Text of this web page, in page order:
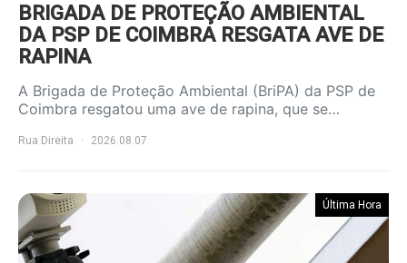
BRIGADA DE PROTEÇÃO AMBIENTAL
DA PSP DE COIMBRA RESGATA AVE DE
RAPINA
A Brigada de Proteção Ambiental (BriPA) da PSP de
Coimbra resgatou uma ave de rapina, que se…
Rua Direita 2026.08.07
Última Hora